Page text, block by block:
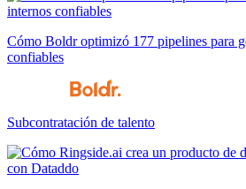
Cómo Boldr optimizó 177 pipelines para
confiables
Subcontratación de talento